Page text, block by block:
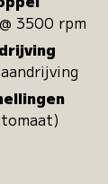
3500 rpm